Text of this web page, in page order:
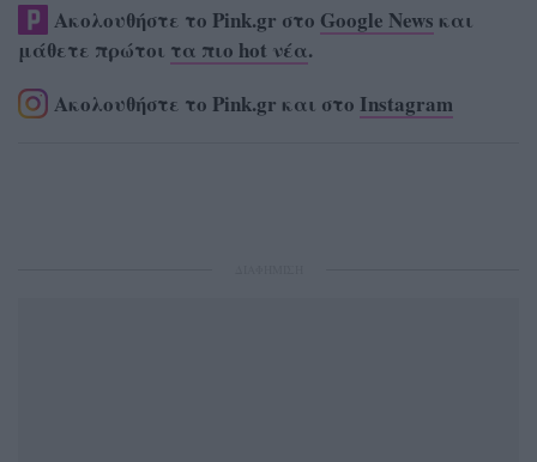
Ακολουθήστε το Pink.gr στο Google News και
μάθετε πρώτοι τα πιο hot νέα.
Ακολουθήστε το Pink.gr και στο Instagram